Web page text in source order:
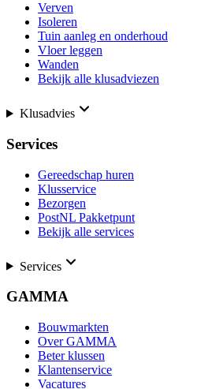
Verven
Isoleren
Tuin aanleg en onderhoud
Vloer leggen
Wanden
Bekijk alle klusadviezen
Klusadvies
Services
Gereedschap huren
Klusservice
Bezorgen
PostNL Pakketpunt
Bekijk alle services
Services
GAMMA
Bouwmarkten
Over GAMMA
Beter klussen
Klantenservice
Vacatures